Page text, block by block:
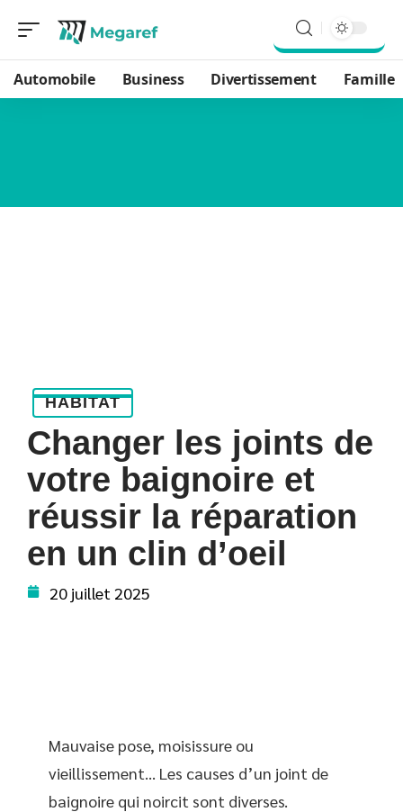
Automobile Business Divertissement Famille
HABITAT
Changer les joints de
votre baignoire et
réussir la réparation
en un clin d’oeil
20 juillet 2025
Mauvaise pose, moisissure ou
vieillissement… Les causes d’un joint de
baignoire qui noircit sont diverses.